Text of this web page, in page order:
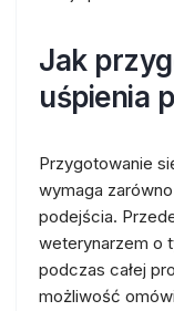
Jak
uśpienia
Przygotowanie
wymaga
podejścia.
weterynarzem o
podczas całej
możliwość